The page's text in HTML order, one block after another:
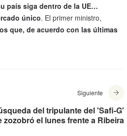
país siga dentro de la UE…
único. El primer ministro,
que, de acuerdo con las últimas
Siguiente
del tripulante del 'Safi-G'
zozobró el lunes frente a Ribeira